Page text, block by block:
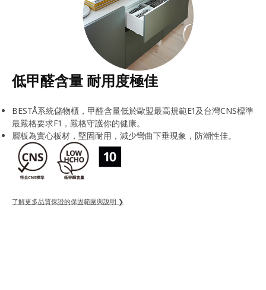
低甲醛含量 耐用度極佳
BESTÅ系統儲物櫃，甲醛含量低於歐盟最高規範E1及台灣CNS標準
最嚴格要求F1，嚴格守護你的健康。
層板為實心板材，堅固耐用，減少彎曲下垂現象，防潮性佳。
了解更多品質保證的保固範圍與說明 ❯